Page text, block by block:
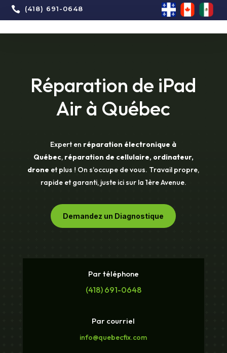
 (418) 691-0648
Réparation de iPad
Air à Québec
Expert en réparation électronique à
Québec, réparation de cellulaire, ordinateur,
drone et plus ! On s’occupe de vous. Travail propre,
rapide et garanti, juste ici sur la 1ère Avenue.
Demandez un Diagnostique
Par téléphone
(418) 691-0648
Par courriel
info@quebecfix.com